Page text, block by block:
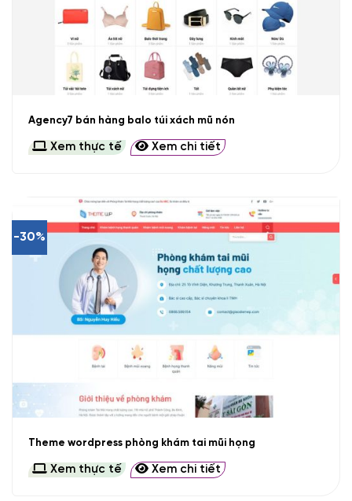
Agency7 bán hàng balo túi xách mũ nón
Xem thực tế Xem chi tiết
-30%
Theme wordpress phòng khám tai mũi họng
Xem thực tế Xem chi tiết